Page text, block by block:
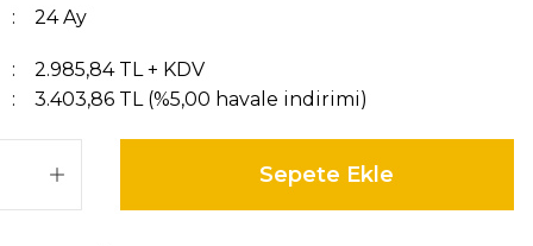
24 Ay
2.985,84 TL + KDV
3.403,86 TL (%5,00 havale indirimi)
Sepete Ekle